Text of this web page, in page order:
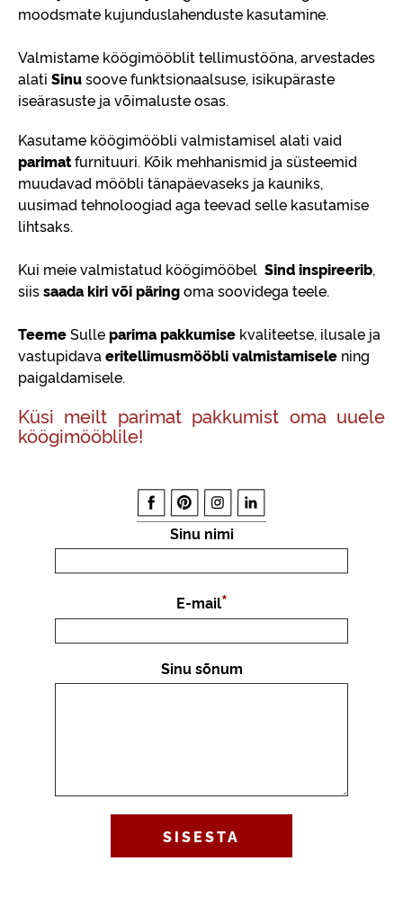
moodsmate kujunduslahenduste kasutamine.
Valmistame köögimööblit tellimustööna, arvestades
alati Sinusoove funktsionaalsuse, isikupäraste
iseärasuste ja võimaluste osas.
Kasutame köögimööbli valmistamisel alati vaid
parimatfurnituuri. Kõik mehhanismid ja süsteemid
muudavad mööbli tänapäevaseks ja kauniks,
uusimad tehnoloogiad aga teevad selle kasutamise
lihtsaks.
Kui meie valmistatud köögimööbel Sind inspireerib,
siissaada kiri või päringoma soovidega teele.
TeemeSulleparima pakkumise kvaliteetse, ilusale ja
vastupidava eritellimusmööbli valmistamisele ning
paigaldamisele.
Küsi meilt parimat pakkumist oma uuele
köögimööblile!
Sinu nimi
E-mail
Sinu sõnum